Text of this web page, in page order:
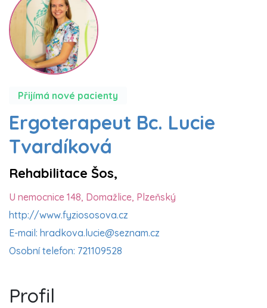
Přijímá nové pacienty
Ergoterapeut Bc. Lucie
Tvardíková
Rehabilitace Šos,
U nemocnice 148, Domažlice, Plzeňský
http://www.fyziososova.cz
E-mail: hradkova.lucie@seznam.cz
Osobní telefon: 721109528
Profil